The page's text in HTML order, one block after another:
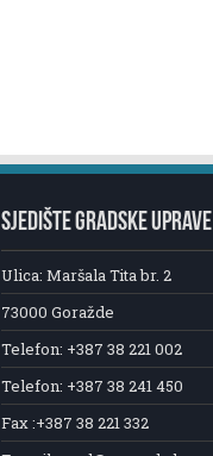
SJEDIŠTE GRADSKE UPRAVE
Ulica: Maršala Tita br. 2
73000 Goražde
Telefon: +387 38 221 002
Telefon: +387 38 241 450
Fax :+387 38 221 332